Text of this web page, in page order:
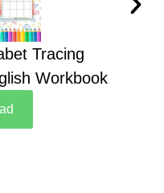
Tracing
Workbook